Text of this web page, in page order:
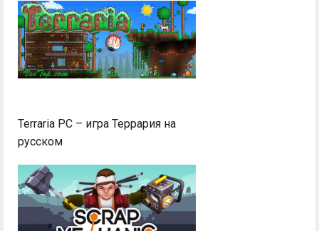
Terraria PC – игра Террария на
русском